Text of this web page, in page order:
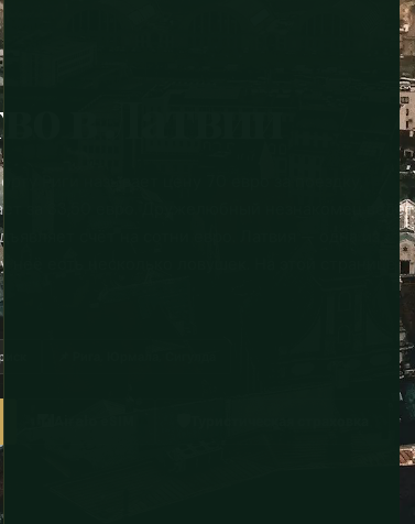
в Латвии
Риги называет цену 70 евро за поездку,
за 33,50 евро. Дружелюбный незнакомец ведёт
счёт на сотни евро. Латвия — одна из
есть несколько ловушек. На этой странице